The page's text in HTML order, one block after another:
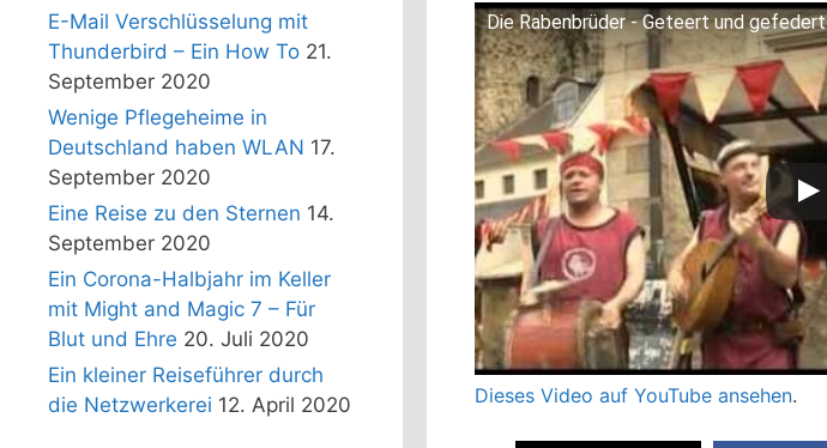
Die Rabenbrüder - Geteert und gefedert
Dieses Video auf YouTube ansehen.
E-Mail Verschlüsselung mit
Thunderbird – Ein How To 21.
September 2020
Wenige Pflegeheime in
Deutschland haben WLAN 17.
September 2020
Eine Reise zu den Sternen 14.
September 2020
Ein Corona-Halbjahr im Keller
mit Might and Magic 7 – Für
Blut und Ehre 20. Juli 2020
Ein kleiner Reiseführer durch
die Netzwerkerei 12. April 2020